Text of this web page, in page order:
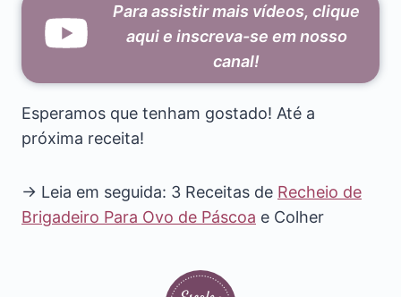
Para assistir mais vídeos, clique
aqui e inscreva-se em nosso
canal!
Esperamos que tenham gostado! Até a
próxima receita!
→ Leia em seguida: 3 Receitas de Recheio de
Brigadeiro Para Ovo de Páscoa e Colher